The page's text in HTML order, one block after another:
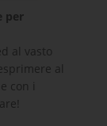
per
al vasto
al
con i